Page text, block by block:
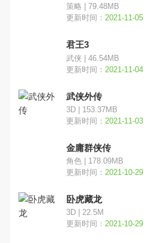
策略 | 79.48MB
更新时间： 2021-11-05
君王3
武侠 | 46.54MB
更新时间： 2021-11-04
武侠外传
3D | 153.37MB
更新时间： 2021-11-03
金庸群侠传
角色 | 178.09MB
更新时间： 2021-10-29
卧虎藏龙
3D | 22.5M
更新时间： 2021-10-29